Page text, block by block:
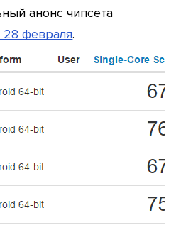
анонс чипсета
28 февраля.